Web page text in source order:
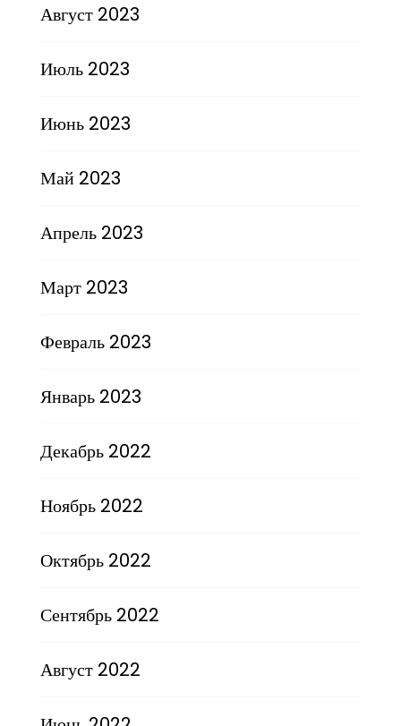
Август 2023
Июль 2023
Июнь 2023
Май 2023
Апрель 2023
Март 2023
Февраль 2023
Январь 2023
Декабрь 2022
Ноябрь 2022
Октябрь 2022
Сентябрь 2022
Август 2022